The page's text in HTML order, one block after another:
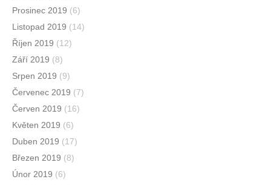
Prosinec 2019 (6)
Listopad 2019 (14)
Říjen 2019 (12)
Září 2019 (8)
Srpen 2019 (9)
Červenec 2019 (7)
Červen 2019 (16)
Květen 2019 (6)
Duben 2019 (17)
Březen 2019 (8)
Únor 2019 (6)